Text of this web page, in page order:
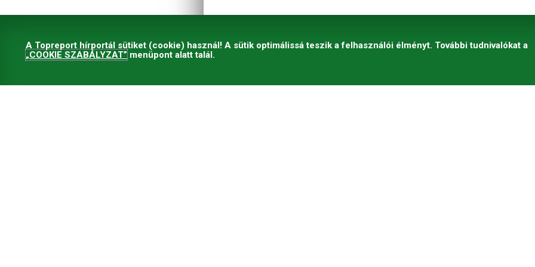
A Topreport hírportál sütiket (cookie) használ! A sütik optimálissá teszik a felhasználói élményt. További tudnivalókat a
„COOKIE SZABÁLYZAT”menüpont alatt talál.